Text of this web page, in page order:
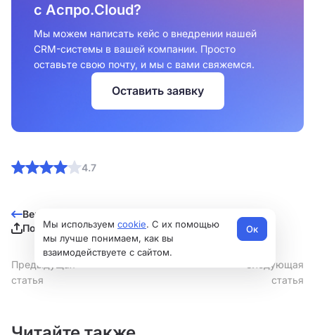
Мы используем cookie. С их помощью
мы лучше понимаем, как вы
взаимодействуете с сайтом.
Ок
с Аспро.Cloud?
Мы можем написать кейс о внедрении нашей
CRM-системы в вашей компании. Просто
оставьте свою почту, и мы с вами свяжемся.
Оставить заявку
4.7
Вернуться к списку
Поделиться
Предыдущая
статья
Следующая
статья